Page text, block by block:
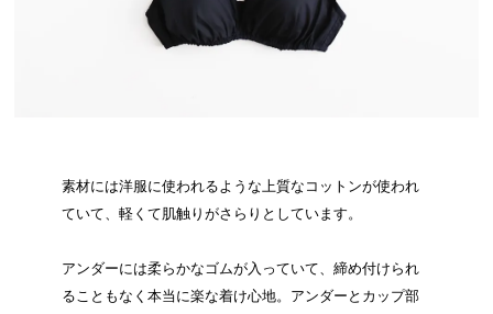
素材には洋服に使われるような上質なコットンが使われ
ていて、軽くて肌触りがさらりとしています。
アンダーには柔らかなゴムが入っていて、締め付けられ
ることもなく本当に楽な着け心地。アンダーとカップ部